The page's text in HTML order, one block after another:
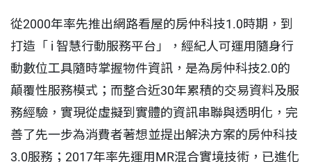
從2000年率先推出網路看屋的房仲科技1.0時期，到
打造「 i 智慧行動服務平台」，經紀人可運用隨身行
動數位工具隨時掌握物件資訊，是為房仲科技2.0的
顛覆性服務模式；而整合近30年累積的交易資料及服
務經驗，實現從虛擬到實體的資訊串聯與透明化，完
善了先一步為消費者著想並提出解決方案的房仲科技
3.0服務；2017年率先運用MR混合實境技術，已進化